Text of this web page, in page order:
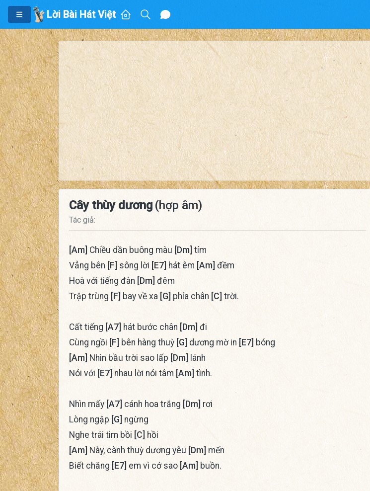
Lời Bài Hát Việt
Cây thùy dương (hợp âm)
Tác giả:
[Am] Chiều dần buông màu [Dm] tím
Vẳng bên
[F] sông lời [E7] hát êm [Am] đềm
Hoà với tiếng đàn
[Dm] đêm
Trập trùng
[F] bay về xa [G] phía chân [C] trời.
Cất tiếng [A7] hát bước chân [Dm] đi
Cùng ngồi
[F] bên hàng thuỳ [G] dương mờ in [E7] bóng
[Am] Nhìn bầu trời sao lấp [Dm]
lánh
Nói với
[E7] nhau lời nói tâm [Am] tình.
Nhìn mấy [A7] cánh hoa trắng [Dm] rơi
Lòng ngập [G] ngừng
Nghe trái tim bồi [C] hồi
[Am] Này, cành thuỳ dương yêu [Dm] mến
Biết chăng
[E7] em vì cớ sao [Am] buồn.